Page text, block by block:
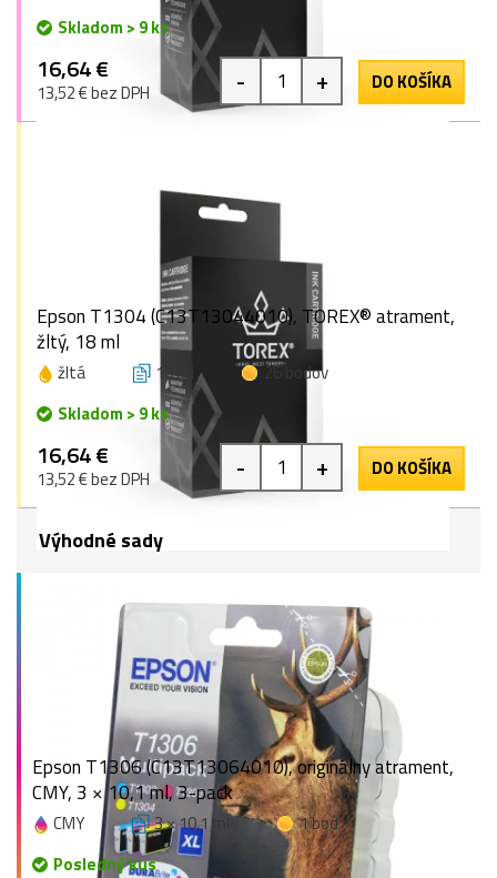
Skladom > 9 ks
16,64 €
13,52 € bez DPH - + DO KOŠÍKA
Epson T1304 (C13T13044010), TOREX® atrament,
žltý, 18 ml
žltá 18 ml
26 bodov
Skladom > 9 ks
16,64 €
13,52 € bez DPH - + DO KOŠÍKA
Výhodné sady
Epson T1306 (C13T13064010), originálny atrament,
CMY, 3 × 10,1 ml, 3-pack
CMY 3 × 10,1 ml
1 bod
Posledný kus